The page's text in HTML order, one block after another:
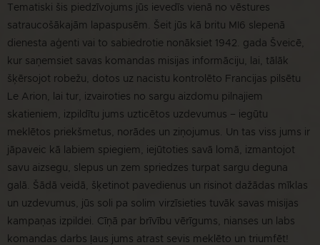
Tematiski šis piedzīvojums jūs ievedīs vienā no vēstures
satraucošākajām lapaspusēm. Šeit jūs kā britu MI6 slepenā
dienesta aģenti vai to sabiedrotie nonāksiet 1942. gada Šveicē,
kur saņemsiet savas komandas misijas informāciju, lai, tālāk
šķērsojot robežu, dotos uz nacistu kontrolēto Francijas pilsētu
Le Arion, lai tur, izvairoties no sargu aizdomu pilnajiem
skatieniem, izpildītu jums uzticētos uzdevumus – iegūtu
meklētos priekšmetus, norādes un ziņojumus. Un tas viss jums ir
jāpaveic kā labiem spiegiem, iejūtoties savā lomā, izmantojot
savu aizsegu, slepus un zem spriedzes turpat sargu deguna
galā. Šādā veidā, šķetinot pavedienus un risinot dažādas mīklas
un uzdevumus, jūs soli pa solim virzīsieties tuvāk savas misijas
kampaņas izpildei. Cīņā par brīvību vērīgums, nianses un labs
komandas darbs ļaus jums atrast sevis meklēto un triumfēt!